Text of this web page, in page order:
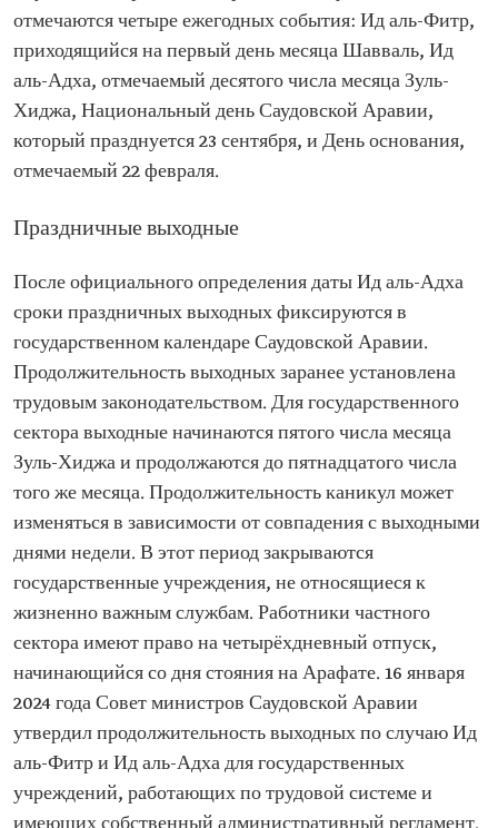
отмечаются четыре ежегодных события: Ид аль-Фитр,
приходящийся на первый день месяца Шавваль, Ид
аль-Адха, отмечаемый десятого числа месяца Зуль-
Хиджа, Национальный день Саудовской Аравии,
который празднуется 23 сентября, и День основания,
отмечаемый 22 февраля.
Праздничные выходные
После официального определения даты Ид аль-Адха
сроки праздничных выходных фиксируются в
государственном календаре Саудовской Аравии.
Продолжительность выходных заранее установлена
трудовым законодательством. Для государственного
сектора выходные начинаются пятого числа месяца
Зуль-Хиджа и продолжаются до пятнадцатого числа
того же месяца. Продолжительность каникул может
изменяться в зависимости от совпадения с выходными
днями недели. В этот период закрываются
государственные учреждения, не относящиеся к
жизненно важным службам. Работники частного
сектора имеют право на четырёхдневный отпуск,
начинающийся со дня стояния на Арафате. 16 января
2024 года Совет министров Саудовской Аравии
утвердил продолжительность выходных по случаю Ид
аль-Фитр и Ид аль-Адха для государственных
учреждений, работающих по трудовой системе и